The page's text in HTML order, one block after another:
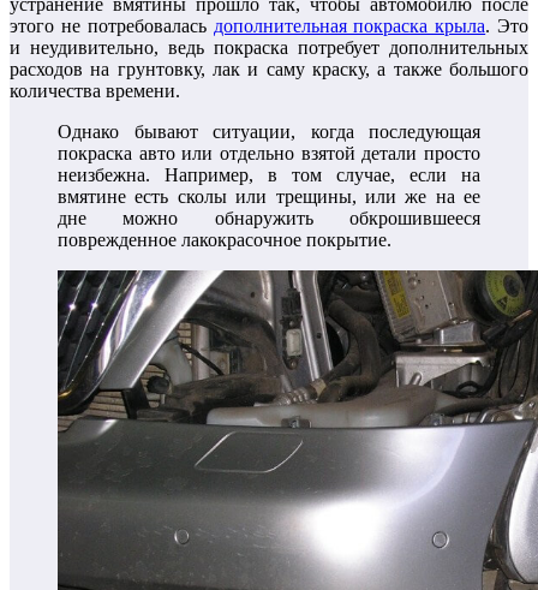
устранение вмятины прошло так, чтобы автомобилю после
этого не потребовалась дополнительная покраска крыла. Это
и неудивительно, ведь покраска потребует дополнительных
расходов на грунтовку, лак и саму краску, а также большого
количества времени.
Однако бывают ситуации, когда последующая
покраска авто или отдельно взятой детали просто
неизбежна. Например, в том случае, если на
вмятине есть сколы или трещины, или же на ее
дне можно обнаружить обкрошившееся
поврежденное лакокрасочное покрытие.